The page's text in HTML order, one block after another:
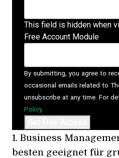
This field is hidden when
Free Account Module
By submitting, you agree to
occasional emails related to
unsubscribe at any time. For
Policy.
1. Business
besten geeignet für